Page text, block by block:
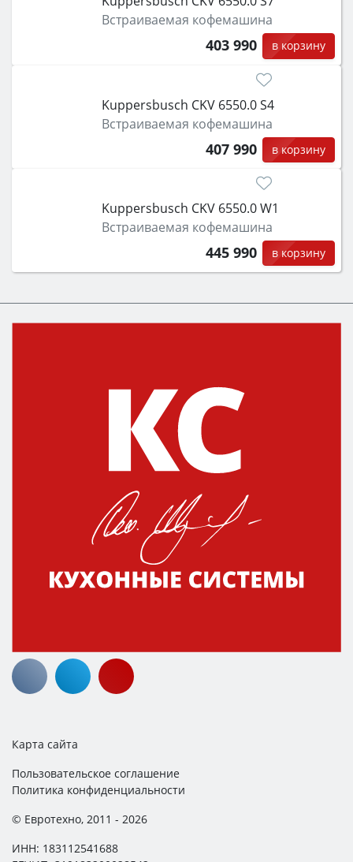
Встраиваемая кофемашина
403 990 в корзину
Kuppersbusch CKV 6550.0 S4
Встраиваемая кофемашина
407 990 в корзину
Kuppersbusch CKV 6550.0 W1
Встраиваемая кофемашина
445 990 в корзину
Карта сайта
Пользовательское соглашение
Политика конфиденциальности
© Евротехно, 2011 - 2026
ИНН: 183112541688